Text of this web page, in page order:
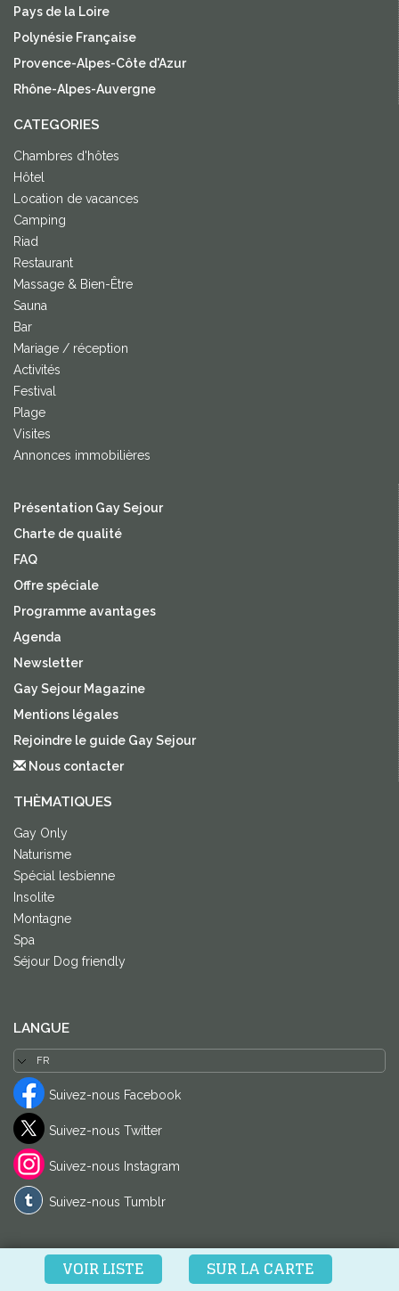
VOIR LISTE SUR LA CARTE
Pays de la Loire
Polynésie Française
Provence-Alpes-Côte d'Azur
Rhône-Alpes-Auvergne
CATEGORIES
Chambres d'hôtes
Hôtel
Location de vacances
Camping
Riad
Restaurant
Massage & Bien-Être
Sauna
Bar
Mariage / réception
Activités
Festival
Plage
Visites
Annonces immobilières
Présentation Gay Sejour
Charte de qualité
FAQ
Offre spéciale
Programme avantages
Agenda
Newsletter
Gay Sejour Magazine
Mentions légales
Rejoindre le guide Gay Sejour
Nous contacter
THÈMATIQUES
Gay Only
Naturisme
Spécial lesbienne
Insolite
Montagne
Spa
Séjour Dog friendly
LANGUE
Suivez-nous Facebook
Suivez-nous Twitter
Suivez-nous Instagram
Suivez-nous Tumblr
© DOM-DOM 2024-Dixi Internet